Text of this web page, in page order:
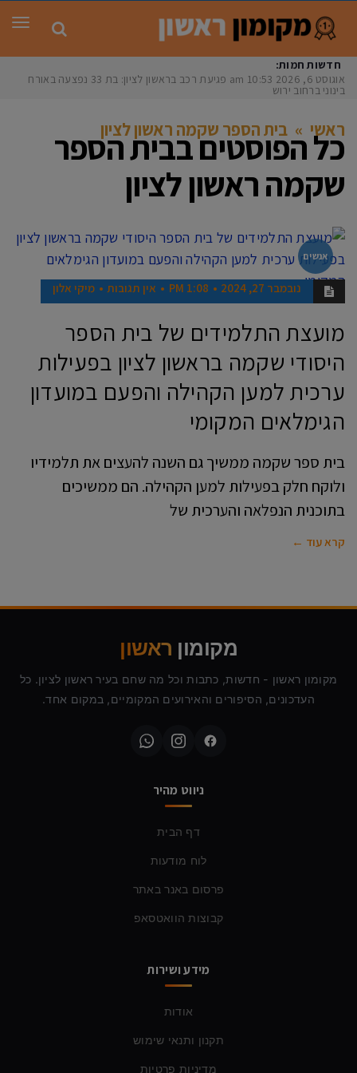
חדשות חמות:
אוגוסט 6, 2026
10:53 am פגיעת רכב בראשון לציון: בת 33 נפצעה באורח
בינוני ברחוב ירושל
ראשי » בית הספר שקמה ראשון לציון
כל הפוסטים בבית הספר
שקמה ראשון לציון
אנשים
נובמבר 27, 2024 1:08 PM אין תגובות מיקי אלון
מועצת התלמידים של בית הספר
היסודי שקמה בראשון לציון בפעילות
ערכית למען הקהילה והפעם במועדון
הגימלאים המקומי
בית ספר שקמה ממשיך גם השנה להעצים את תלמידיו
ולוקח חלק בפעילות למען הקהילה. הם ממשיכים
בתוכנית הנפלאה והערכית של
קרא עוד ←
מקומון ראשון
מקומון ראשון - חדשות, כתבות וכל מה שחם בעיר ראשון לציון. כל
העדכונים, הסיפורים והאירועים המקומיים, במקום אחד.
ניווט מהיר
דף הבית
לוח מודעות
פרסום באנר באתר
קבוצות הוואטסאפ
מידע ושירות
אודות
תקנון ותנאי שימוש
מדיניות פרטיות